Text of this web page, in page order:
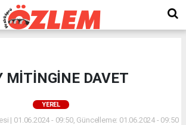
MİTİNGİNE DAVET
YEREL
| 01.06.2024 - 09:50, Güncelleme: 01.06.2024 - 09:50